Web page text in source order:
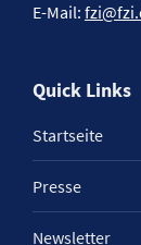
E-Mail:
Quick Links
Startseite
Presse
Newsletter